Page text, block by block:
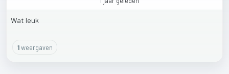
Wat leuk
1weergaven